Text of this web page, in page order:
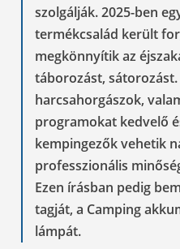
szolgálják. 2025-ben
termékcsalád került
megkönnyítik az
táborozást,
harcsahorgászok,
programokat kedvelő
kempingezők vehetik
professzionális
Ezen írásban pedig
tagját, a Camping
lámpát.